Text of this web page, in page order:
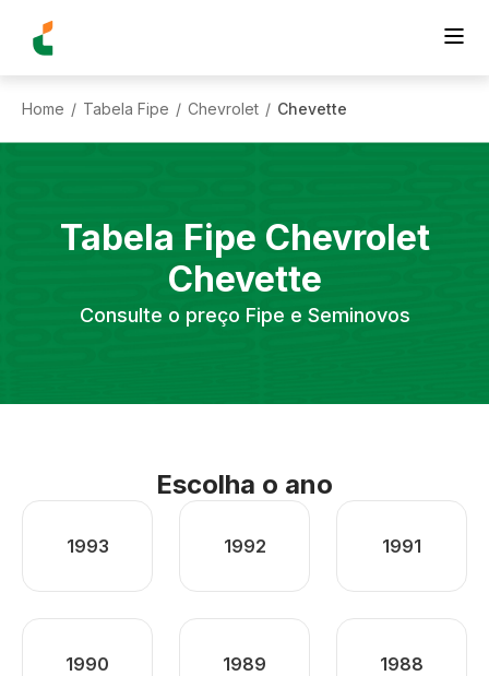
Home / Tabela Fipe / Chevrolet / Chevette
Tabela Fipe Chevrolet
Chevette
Consulte o preço Fipe e Seminovos
Escolha o ano
1993 1992 1991
1990 1989 1988